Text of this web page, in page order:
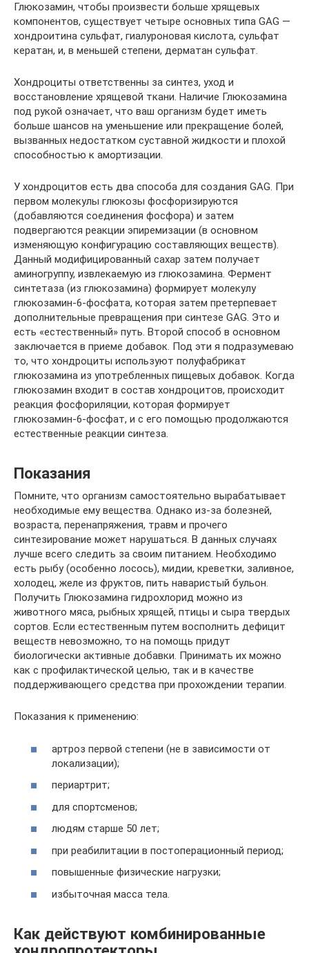
Глюкозамин, чтобы произвести больше хрящевых
компонентов, существует четыре основных типа GAG —
хондроитина сульфат, гиалуроновая кислота, сульфат
кератан, и, в меньшей степени, дерматан сульфат.
Хондроциты ответственны за синтез, уход и
восстановление хрящевой ткани. Наличие Глюкозамина
под рукой означает, что ваш организм будет иметь
больше шансов на уменьшение или прекращение болей,
вызванных недостатком суставной жидкости и плохой
способностью к амортизации.
У хондроцитов есть два способа для создания GAG. При
первом молекулы глюкозы фосфоризируются
(добавляются соединения фосфора) и затем
подвергаются реакции эпиремизации (в основном
изменяющую конфигурацию составляющих веществ).
Данный модифицированный сахар затем получает
аминогруппу, извлекаемую из глюкозамина. Фермент
синтетаза (из глюкозамина) формирует молекулу
глюкозамин-6-фосфата, которая затем претерпевает
дополнительные превращения при синтезе GAG. Это и
есть «естественный» путь. Второй способ в основном
заключается в приеме добавок. Под эти я подразумеваю
то, что хондроциты используют полуфабрикат
глюкозамина из употребленных пищевых добавок. Когда
глюкозамин входит в состав хондроцитов, происходит
реакция фосфориляции, которая формирует
глюкозамин-6-фосфат, и с его помощью продолжаются
естественные реакции синтеза.
Показания
Помните, что организм самостоятельно вырабатывает
необходимые ему вещества. Однако из-за болезней,
возраста, перенапряжения, травм и прочего
синтезирование может нарушаться. В данных случаях
лучше всего следить за своим питанием. Необходимо
есть рыбу (особенно лосось), мидии, креветки, заливное,
холодец, желе из фруктов, пить наваристый бульон.
Получить Глюкозамина гидрохлорид можно из
животного мяса, рыбных хрящей, птицы и сыра твердых
сортов. Если естественным путем восполнить дефицит
веществ невозможно, то на помощь придут
биологически активные добавки. Принимать их можно
как с профилактической целью, так и в качестве
поддерживающего средства при прохождении терапии.
Показания к применению:
артроз первой степени (не в зависимости от
локализации);
периартрит;
для спортсменов;
людям старше 50 лет;
при реабилитации в постоперационный период;
повышенные физические нагрузки;
избыточная масса тела.
Как действуют комбинированные